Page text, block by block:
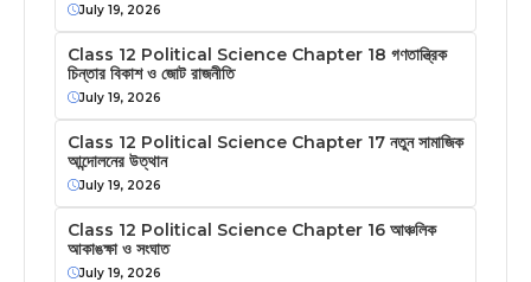
July 19, 2026
Class 12 Political Science Chapter 18 গণতান্ত্রিক
চিন্তার বিকাশ ও জোট রাজনীতি
July 19, 2026
Class 12 Political Science Chapter 17 নতুন সামাজিক
আন্দোলনের উত্থান
July 19, 2026
Class 12 Political Science Chapter 16 আঞ্চলিক
আকাঙক্ষা ও সংঘাত
July 19, 2026